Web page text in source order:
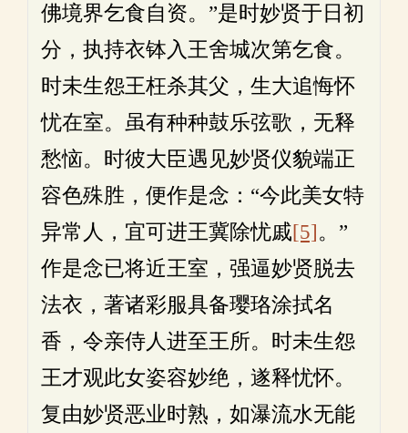
佛境界乞食自资。”是时妙贤于日初
分，执持衣钵入王舍城次第乞食。
时未生怨王枉杀其父，生大追悔怀
忧在室。虽有种种鼓乐弦歌，无释
愁恼。时彼大臣遇见妙贤仪貌端正
容色殊胜，便作是念：“今此美女特
异常人，宜可进王冀除忧戚[5]。”
作是念已将近王室，强逼妙贤脱去
法衣，著诸彩服具备璎珞涂拭名
香，令亲侍人进至王所。时未生怨
王才观此女姿容妙绝，遂释忧怀。
复由妙贤恶业时熟，如瀑流水无能